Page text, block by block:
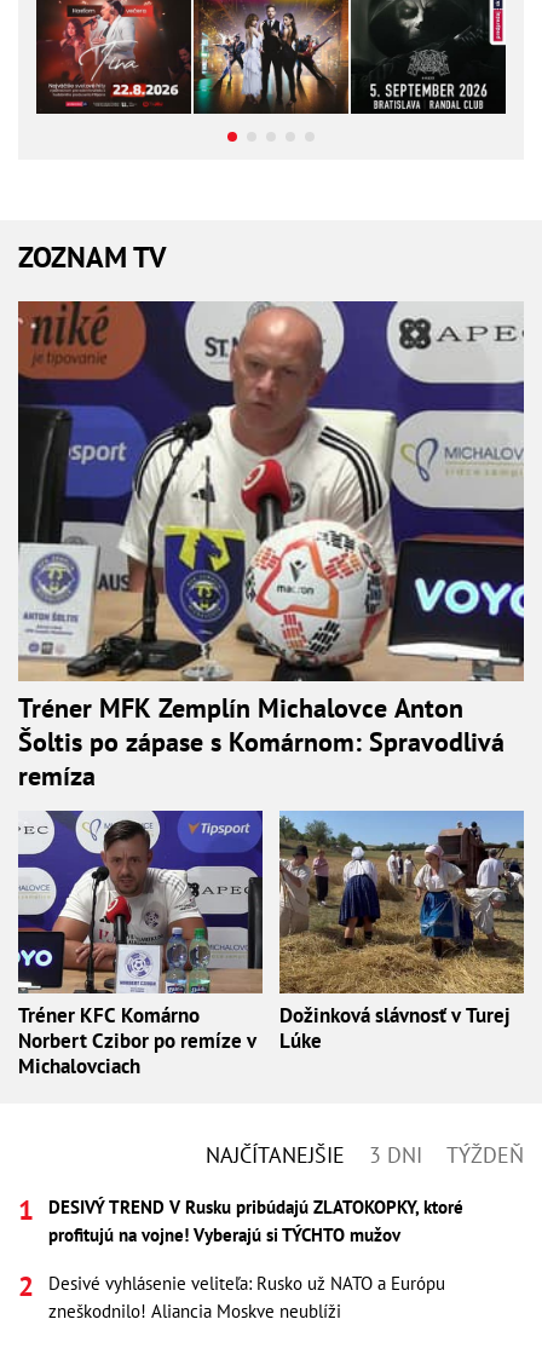
ZOZNAM TV
Tréner MFK Zemplín Michalovce Anton
Šoltis po zápase s Komárnom: Spravodlivá
remíza
Tréner KFC Komárno
Norbert Czibor po remíze v
Michalovciach
Dožinková slávnosť v Turej
Lúke
NAJČÍTANEJŠIE 3 DNI TÝŽDEŇ
DESIVÝ TREND V Rusku pribúdajú ZLATOKOPKY, ktoré
profitujú na vojne! Vyberajú si TÝCHTO mužov
Desivé vyhlásenie veliteľa: Rusko už NATO a Európu
zneškodnilo! Aliancia Moskve neublíži